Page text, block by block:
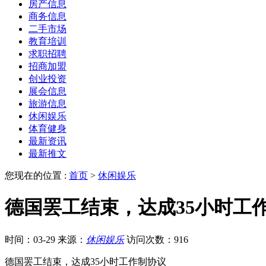
房产信息
商务信息
二手市场
教育培训
求职招聘
招商加盟
创业投资
展会信息
旅游信息
休闲娱乐
体育健身
最新资讯
最新推文
您现在的位置 : 首页 > 休闲娱乐
德国罢工结束，达成35小时工
时间：03-29 来源： 休闲娱乐 访问次数：916
德国罢工结束，达成35小时工作制协议